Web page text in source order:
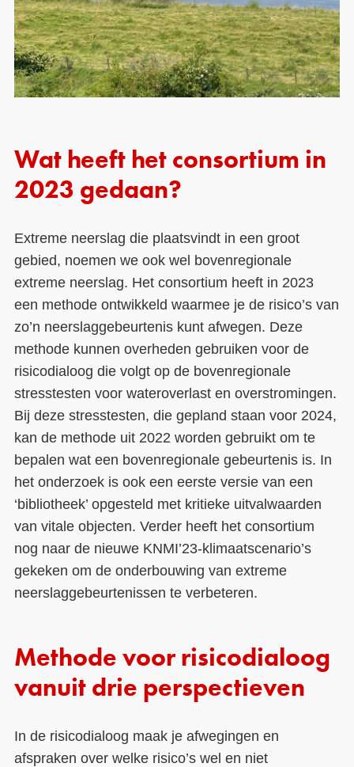
Wat heeft het consortium in
2023 gedaan?
Extreme neerslag die plaatsvindt in een groot
gebied, noemen we ook wel bovenregionale
extreme neerslag. Het consortium heeft in 2023
een methode ontwikkeld waarmee je de risico’s van
zo’n neerslaggebeurtenis kunt afwegen. Deze
methode kunnen overheden gebruiken voor de
risicodialoog die volgt op de bovenregionale
stresstesten voor wateroverlast en overstromingen.
Bij deze stresstesten, die gepland staan voor 2024,
kan de methode uit 2022 worden gebruikt om te
bepalen wat een bovenregionale gebeurtenis is. In
het onderzoek is ook een eerste versie van een
‘bibliotheek’ opgesteld met kritieke uitvalwaarden
van vitale objecten. Verder heeft het consortium
nog naar de nieuwe KNMI’23-klimaatscenario’s
gekeken om de onderbouwing van extreme
neerslaggebeurtenissen te verbeteren.
Methode voor risicodialoog
vanuit drie perspectieven
In de risicodialoog maak je afwegingen en
afspraken over welke risico’s wel en niet